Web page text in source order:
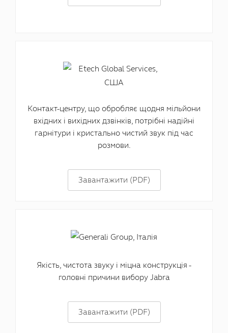
Контакт-центру, що обробляє щодня мільйони
вхідних і вихідних дзвінків, потрібні надійні
гарнітури і кристально чистий звук під час
розмови.
Завантажити (PDF)
Якість, чистота звуку і міцна конструкція -
головні причини вибору Jabra
Завантажити (PDF)